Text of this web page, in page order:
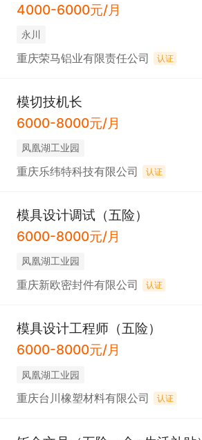
4000-6000元/月
永川
重庆荣马铝业有限责任公司 认证
模切技机长
6000-8000元/月
凤凰湖工业园
重庆乐纬特科技有限公司 认证
模具设计调试（五险）
6000-8000元/月
凤凰湖工业园
重庆新欧密封件有限公司 认证
模具设计工程师（五险）
6000-8000元/月
凤凰湖工业园
重庆台川橡塑材料有限公司 认证